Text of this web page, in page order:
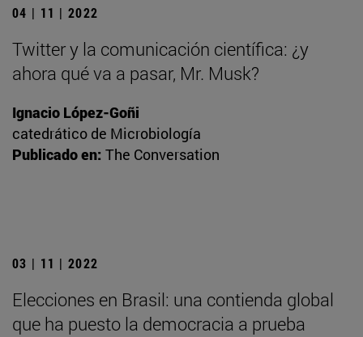
04 | 11 | 2022
Twitter y la comunicación científica: ¿y
ahora qué va a pasar, Mr. Musk?
Ignacio López-Goñi
catedrático de Microbiología
Publicado en: The Conversation
03 | 11 | 2022
Elecciones en Brasil: una contienda global
que ha puesto la democracia a prueba